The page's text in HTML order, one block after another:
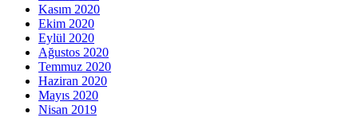
Kasım 2020
Ekim 2020
Eylül 2020
Ağustos 2020
Temmuz 2020
Haziran 2020
Mayıs 2020
Nisan 2019